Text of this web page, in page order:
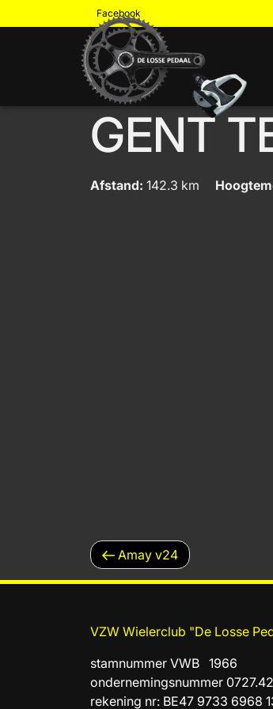
Facebook
GENT
Afstand: 142.3 km
Vorig
bericht
Amay v24
VZW Wielerclub "De Losse
stamnummer VWB 1966
ondernemingsnummer
rekening nr: BE47 9733 6968